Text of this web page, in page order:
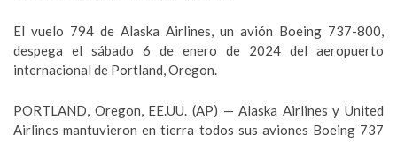
El vuelo 794 de Alaska Airlines, un avión Boeing 737-800,
despega el sábado 6 de enero de 2024 del aeropuerto
internacional de Portland, Oregon.
PORTLAND, Oregon, EE.UU. (AP) — Alaska Airlines y United
Airlines mantuvieron en tierra todos sus aviones Boeing 737